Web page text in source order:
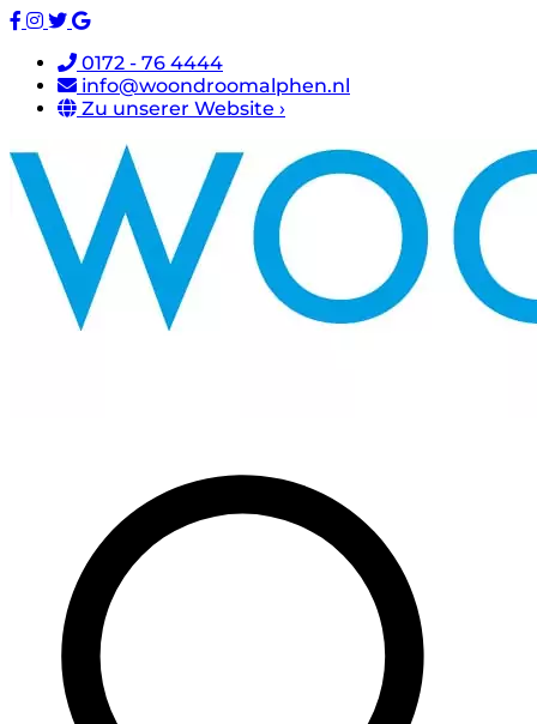
0172 - 76 4444
info@woondroomalphen.nl
Zu unserer Website ›